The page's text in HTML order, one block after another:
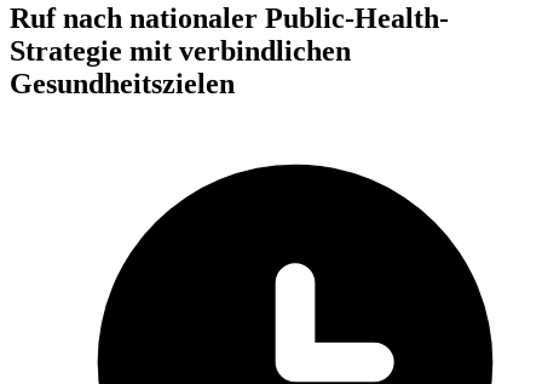
Ruf nach nationaler Public-Health-
Strategie mit verbindlichen
Gesundheitszielen